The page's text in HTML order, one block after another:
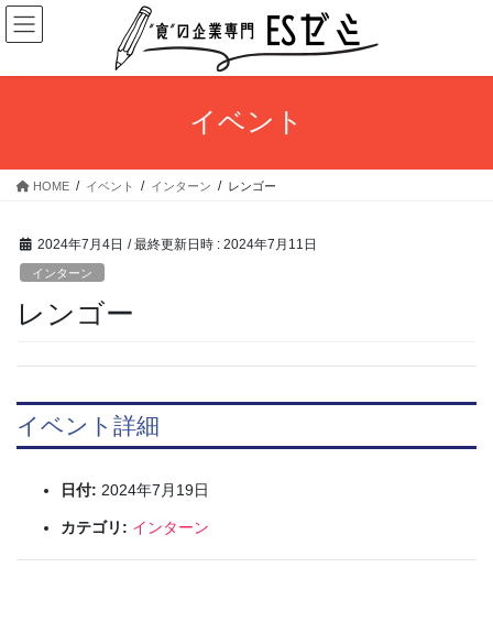
コ
ン
ン
キ
ナ
ビ
ー
に
イベント
HOME イベント インターン レンゴー
2024年7月4日 / 最終更新日時 : 2024年7月11日
インターン
レンゴー
イベント詳細
日付: 2024年7月19日
カテゴリ: インターン